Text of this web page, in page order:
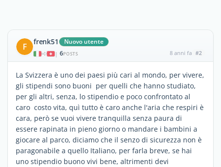
F frenk51 Nuovo utente
| 6POSTS 8 anni fa #2
La Svizzera è uno dei paesi più cari al mondo, per vivere,
gli stipendi sono buoni per quelli che hanno studiato,
per gli altri, senza, lo stipendio e poco confrontato al
caro costo vita, quì tutto è caro anche l'aria che respiri è
cara, però se vuoi vivere tranquilla senza paura di
essere rapinata in pieno giorno o mandare i bambini a
giocare al parco, diciamo che il senzo di sicurezza non è
paragonabile a quello Italiano, per farla breve, se hai
uno stipendio buono vivi bene, altrimenti devi